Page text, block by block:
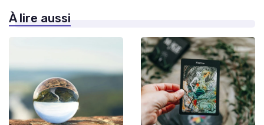
À lire aussi